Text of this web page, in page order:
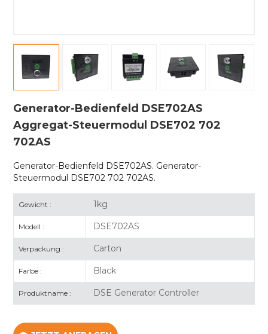
Generator-Bedienfeld DSE702AS
Aggregat-Steuermodul DSE702 702
702AS
Generator-Bedienfeld DSE702AS. Generator-
Steuermodul DSE702 702 702AS.
Gewicht : 1kg
Modell : DSE702AS
Verpackung : Carton
Farbe : Black
Produktname : DSE Generator Controller